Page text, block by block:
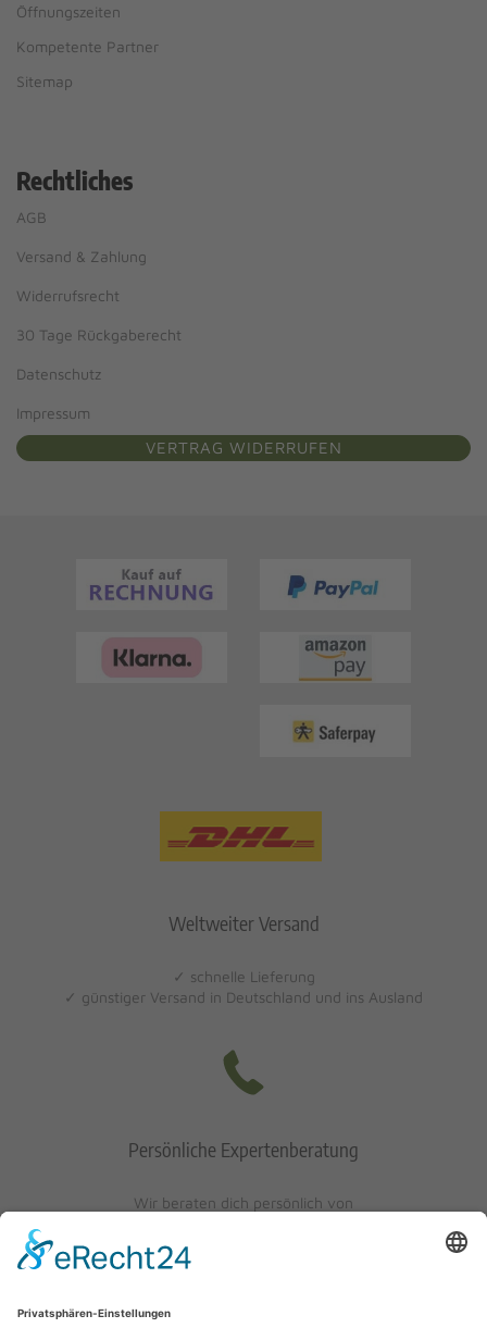
Öffnungszeiten
Kompetente Partner
Sitemap
Rechtliches
AGB
Versand & Zahlung
Widerrufsrecht
30 Tage Rückgaberecht
Datenschutz
Impressum
VERTRAG WIDERRUFEN
Weltweiter Versand
✓ schnelle Lieferung
✓ günstiger Versand in Deutschland und ins Ausland
Persönliche Expertenberatung
Wir beraten dich persönlich von
0621/405401-10